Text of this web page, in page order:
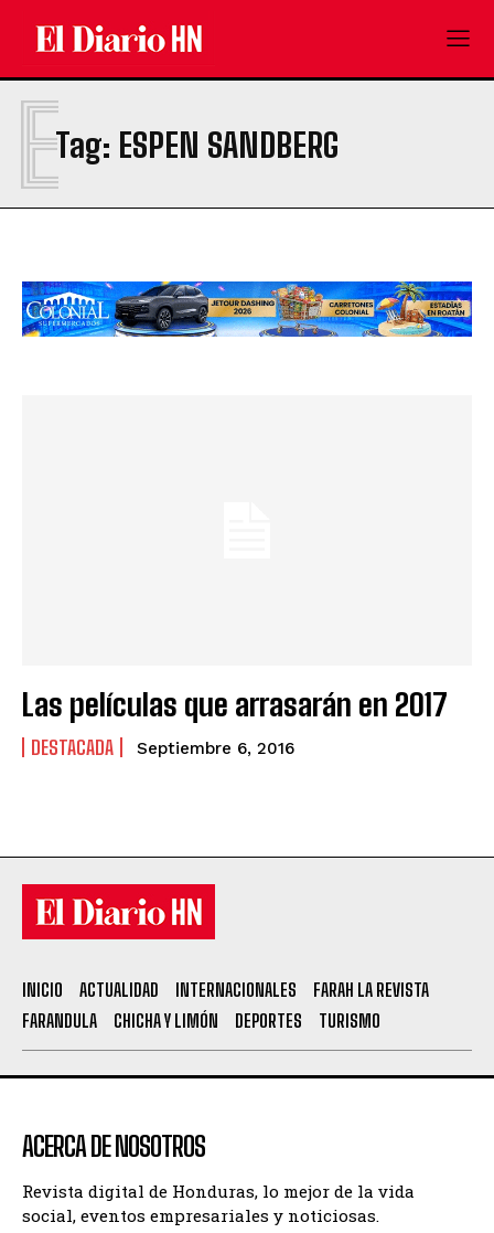
Tag: ESPEN SANDBERG
E
Las películas que arrasarán en 2017
DESTACADA Septiembre 6, 2016
INICIO ACTUALIDAD INTERNACIONALES
FARAH LA REVISTA
FARANDULA
CHICHA Y LIMÓN DEPORTES TURISMO
ACERCA DE NOSOTROS
Revista digital de Honduras, lo mejor de la vida
social, eventos empresariales y noticiosas.